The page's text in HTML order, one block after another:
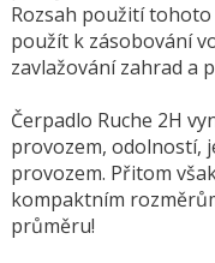
Rozsah použití tohoto
použít k zásobování
zavlažování zahrad a
Čerpadlo Ruche 2H
provozem, odolností,
provozem. Přitom
kompaktním
průměru!